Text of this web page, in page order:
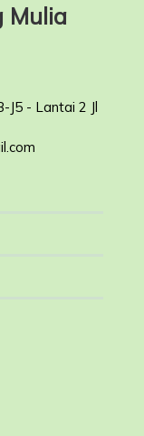
Mulia
J5 - Lantai 2 Jl